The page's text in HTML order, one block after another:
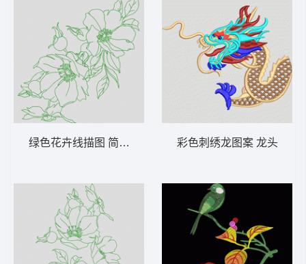
绿色花卉线描图 简笔花 彩色刺绣龙图案 龙头